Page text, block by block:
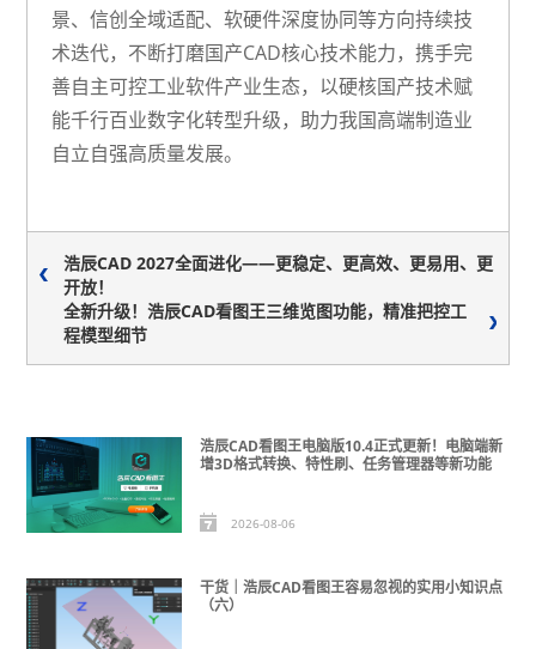
景、信创全域适配、软硬件深度协同等方向持续技
术迭代，不断打磨国产CAD核心技术能力，携手完
善自主可控工业软件产业生态，以硬核国产技术赋
能千行百业数字化转型升级，助力我国高端制造业
自立自强高质量发展。
浩辰CAD 2027全面进化——更稳定、更高效、更易用、更
开放！
全新升级！浩辰CAD看图王三维览图功能，精准把控工
程模型细节
浩辰CAD看图王电脑版10.4正式更新！电脑端新
增3D格式转换、特性刷、任务管理器等新功能
2026-08-06
干货｜浩辰CAD看图王容易忽视的实用小知识点
（六）